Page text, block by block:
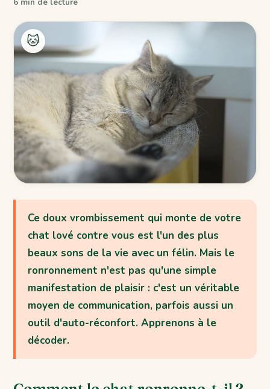
🐱
Ce doux vrombissement qui monte de votre
chat lové contre vous est l'un des plus
beaux sons de la vie avec un félin. Mais le
ronronnement n'est pas qu'une simple
manifestation de plaisir : c'est un véritable
moyen de communication, parfois aussi un
outil d'auto-réconfort. Apprenons à le
décoder.